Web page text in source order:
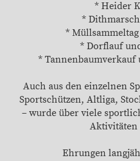
* Heider
*
*
* Dorflauf
* Tannenbaumverkauf
Auch aus den einzelnen
Sportschützen, Altliga,
– wurde über viele
Aktivitäten
Ehrungen